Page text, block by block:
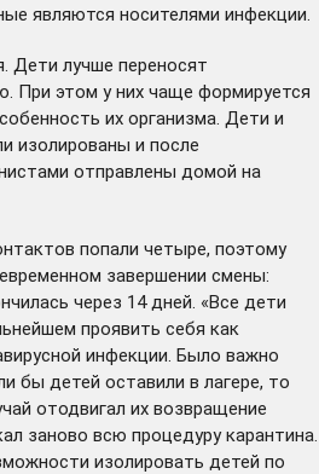
являются носителями инфекции.
Дети лучше переносят
При этом у них чаще формируется
их организма. Дети и
изолированы и после
отправлены домой на
попали четыре, поэтому
завершении смены:
через 14 дней. «Все дети
проявить себя как
инфекции. Было важно
бы детей оставили в лагере, то
отодвигал их возвращение
заново всю процедуру карантина.
изолировать детей по